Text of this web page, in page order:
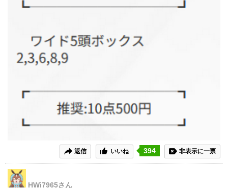
返信 いいね 394 非表示に一票
HWi7965さん